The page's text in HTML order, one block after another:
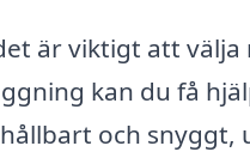
är viktigt att
kan du få
och snyggt,